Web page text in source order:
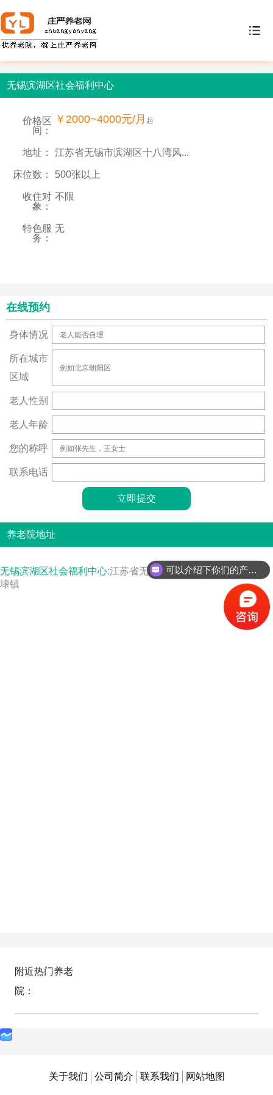
无锡滨湖区社会福利中心
价格区
间：
￥2000~4000元/月 起
地址： 江苏省无锡市滨湖区十八湾风...
床位数： 500张以上
收住对
象：
不限
特色服
务：
无
在线预约
身体情况
所在城市
区域
老人性别
老人年龄
您的称呼
联系电话
养老院地址
无锡滨湖区社会福利中心:江苏省无锡市滨湖区十八湾风景区胡
埭镇
附近热门养老
院：
关于我们 公司简介 联系我们 网站地图
可以介绍下你们的产品么？